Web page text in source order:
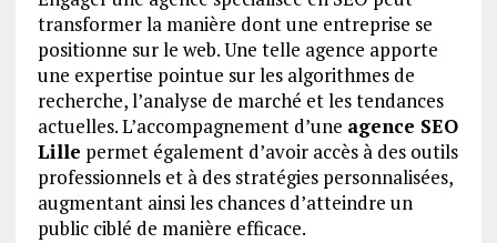
transformer la manière dont une entreprise se
positionne sur le web. Une telle agence apporte
une expertise pointue sur les algorithmes de
recherche, l’analyse de marché et les tendances
actuelles. L’accompagnement d’une agence SEO
Lille permet également d’avoir accès à des outils
professionnels et à des stratégies personnalisées,
augmentant ainsi les chances d’atteindre un
public ciblé de manière efficace.